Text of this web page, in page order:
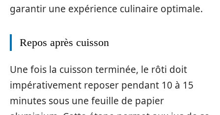
garantir une expérience culinaire optimale.
Repos après cuisson
Une fois la cuisson terminée, le rôti doit
impérativement reposer pendant 10 à 15
minutes sous une feuille de papier